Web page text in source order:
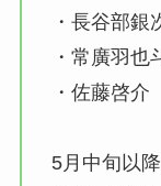
・長谷部銀
・常廣羽也
・佐藤啓介
5月中旬以